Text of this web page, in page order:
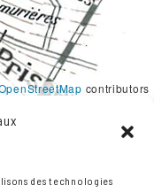
des technologies
contributors